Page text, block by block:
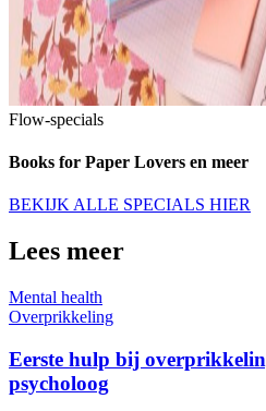
Flow-specials
Books for Paper Lovers en meer
BEKIJK ALLE SPECIALS HIER
Lees meer
Mental health
Overprikkeling
Eerste hulp bij
psycholoog